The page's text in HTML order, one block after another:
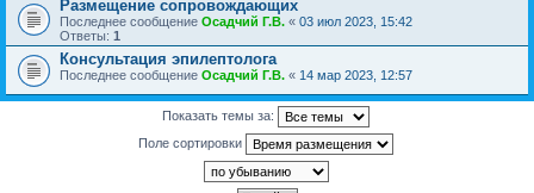
Размещение сопровождающих
Последнее сообщение Осадчий Г.В. « 03 июл 2023, 15:42
Ответы: 1
Консультация эпилептолога
Последнее сообщение Осадчий Г.В. « 14 мар 2023, 12:57
Показать темы за:
Поле сортировки